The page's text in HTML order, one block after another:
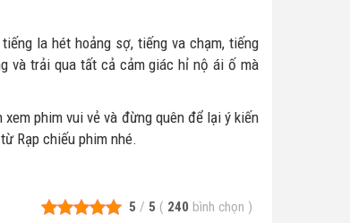
la hét hoảng sợ, tiếng va chạm, tiếng
và trải qua tất cả cảm giác hỉ nộ ái ố mà
phim vui vẻ và đừng quên để lại ý kiến
Rạp chiếu phim nhé.
5 / 5 ( 240 bình chọn )